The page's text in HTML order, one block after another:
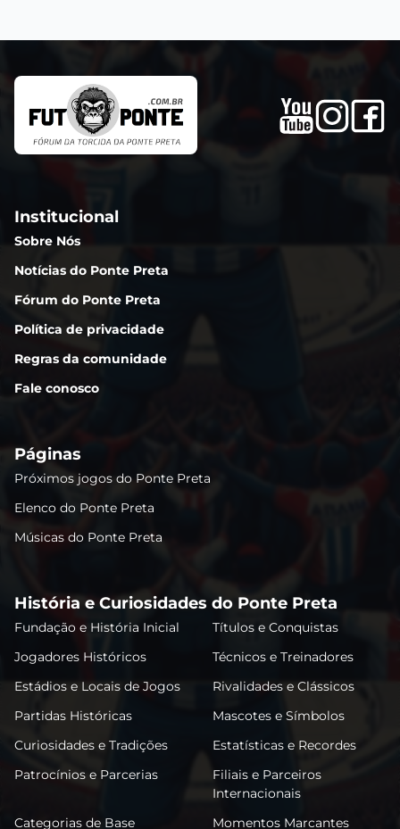
Institucional
Sobre Nós
Notícias do Ponte Preta
Fórum do Ponte Preta
Política de privacidade
Regras da comunidade
Fale conosco
Páginas
Próximos jogos do Ponte Preta
Elenco do Ponte Preta
Músicas do Ponte Preta
História e Curiosidades do Ponte Preta
Fundação e História Inicial
Títulos e Conquistas
Jogadores Históricos
Técnicos e Treinadores
Estádios e Locais de Jogos
Rivalidades e Clássicos
Partidas Históricas
Mascotes e Símbolos
Curiosidades e Tradições
Estatísticas e Recordes
Patrocínios e Parcerias
Filiais e Parceiros
Internacionais
Categorias de Base
Momentos Marcantes